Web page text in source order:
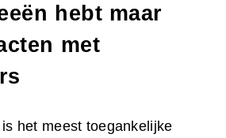
hebt maar
met
is het meest toegankelijke